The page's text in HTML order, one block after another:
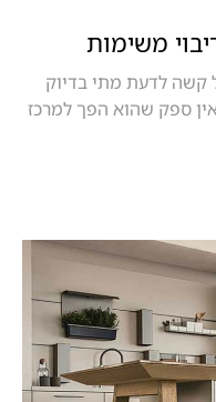
משימות
קשה לדעת מתי בדיוק
ספק שהוא הפך למרכז